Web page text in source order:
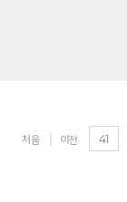
처음 이전 41